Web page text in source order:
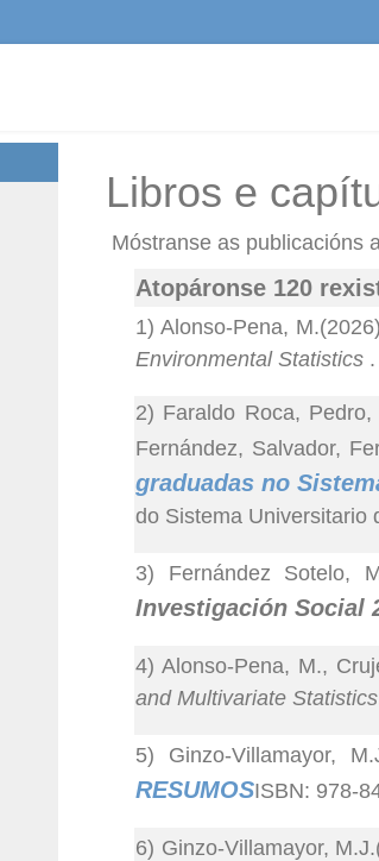
Libros e
Móstranse as publicacións
Atopáronse 120
1) Alonso-Pena,
Environmental Statistics .
2) Faraldo Roca,
Fernández, Salvador,
graduadas no
do Sistema Universitario
3) Fernández Sotelo,
Investigación Social
4) Alonso-Pena, M.,
and Multivariate Statistics
5) Ginzo-Villamayor,
RESUMOSISBN: 978-
6) Ginzo-Villamayor,